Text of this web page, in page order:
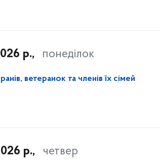
р., понеділок
ветеранок та членів їх сімей
р., четвер